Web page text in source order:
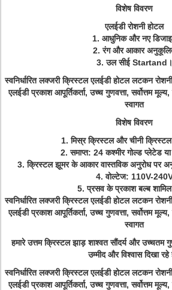
विशेष विवरण
एलईडी रोशनी होटल
1. आधुनिक और नए
2. रंग और आकार
3. उल सीई Startand।
स्वनिर्धारित लक्जरी क्रिस्टल एलईडी होटल लटकन
एलईडी प्रकाश आपूर्तिकर्ता, उच्च गुणवत्ता, सर्वोत्तम
स्वागत
विशेष विवरण
1. मिस्र क्रिस्टल और चीनी
2. समाप्त: 24 कश्मीर गोल्ड प्लेटेड
3. क्रिस्टल झूमर के आकार वास्तविक अनुरोध पर
4. वोल्टेज: 110V-
5. प्रसव के प्रकाश बल्ब शामिल
स्वनिर्धारित लक्जरी क्रिस्टल एलईडी होटल लटकन
एलईडी प्रकाश आपूर्तिकर्ता, उच्च गुणवत्ता, सर्वोत्तम
स्वागत
हमारे उत्तम क्रिस्टल झाड़ शाश्वत सौंदर्य और उच्चतम
उम्मीद और विश्वास दिखा रहे
स्वनिर्धारित लक्जरी क्रिस्टल एलईडी होटल लटकन
एलईडी प्रकाश आपूर्तिकर्ता, उच्च गुणवत्ता, सर्वोत्तम